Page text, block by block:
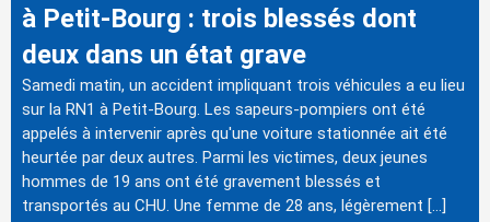
à Petit-Bourg : trois blessés dont
deux dans un état grave
Samedi matin, un accident impliquant trois véhicules a eu lieu
sur la RN1 à Petit-Bourg. Les sapeurs-pompiers ont été
appelés à intervenir après qu'une voiture stationnée ait été
heurtée par deux autres. Parmi les victimes, deux jeunes
hommes de 19 ans ont été gravement blessés et
transportés au CHU. Une femme de 28 ans, légèrement […]